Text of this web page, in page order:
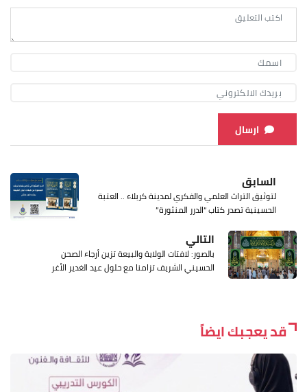
ارسال
السابق
لتوثيق التراث العلمي والفكري لمدينة كربلاء .. العتبة
الحسينية تصدر كتاب “الدرر المنثورة”
التالي
بالصور: لافتات الولاية والبيعة تزين أرجاء الصحن
الحسيني الشريف تزامنا مع حلول عيد الغدير الأغر
قد يعجبك ايضاً